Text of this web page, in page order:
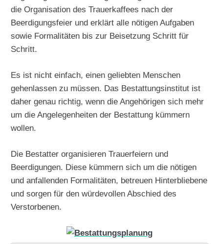
die Organisation des Trauerkaffees nach der
Beerdigungsfeier und erklärt alle nötigen Aufgaben
sowie Formalitäten bis zur Beisetzung Schritt für
Schritt.
Es ist nicht einfach, einen geliebten Menschen
gehenlassen zu müssen. Das Bestattungsinstitut ist
daher genau richtig, wenn die Angehörigen sich mehr
um die Angelegenheiten der Bestattung kümmern
wollen.
Die Bestatter organisieren Trauerfeiern und
Beerdigungen. Diese kümmern sich um die nötigen
und anfallenden Formalitäten, betreuen Hinterbliebene
und sorgen für den würdevollen Abschied des
Verstorbenen.